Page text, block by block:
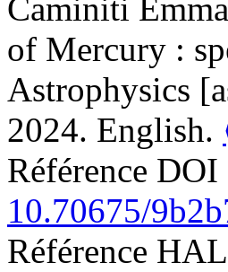
Caminiti Emma
of Mercury :
Astrophysics
2024. English.
Référence DOI
10.70675/
Référence